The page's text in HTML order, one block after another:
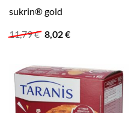
sukrin® gold
11,79€ Ursprünglicher
Preis
8,02€Aktueller